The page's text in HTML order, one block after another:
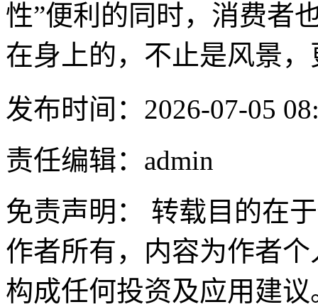
性”便利的同时，消费
在身上的，不止是风景
发布时间：2026-07-05
责任编辑：admin
免责声明： 转载目的在
作者所有，内容为作者
构成任何投资及应用建